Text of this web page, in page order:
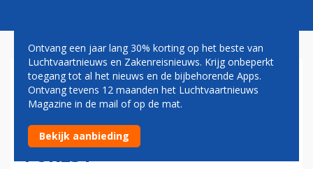
EERBETOON IN MONTREAL
VOOR OMGEKOMEN AIR
CANADA PILOOT ANTOINE
FOREST
Ontvang een jaar lang 30% korting op het beste van
Luchtvaartnieuws en Zakenreisnieuws. Krijg onbeperkt
toegang tot al het nieuws en de bijbehorende Apps.
Ontvang tevens 12 maanden het Luchtvaartnieuws
Magazine in de mail of op de mat.
Bekijk aanbieding